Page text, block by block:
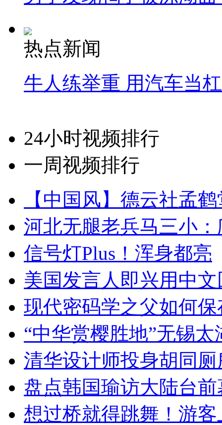
热点新闻
牛人练举重 用汽车当
24小时视频排行
一周视频排行
【中国风】德云社孟
河北无腿老兵马三小
信号灯Plus！浑身都亮
美国发言人即兴用中
现代密码学之父如何
“中华赏樱胜地”无锡
清华设计师投身胡同
盘点韩国瑜访大陆台
想过桥就得跳舞！游客